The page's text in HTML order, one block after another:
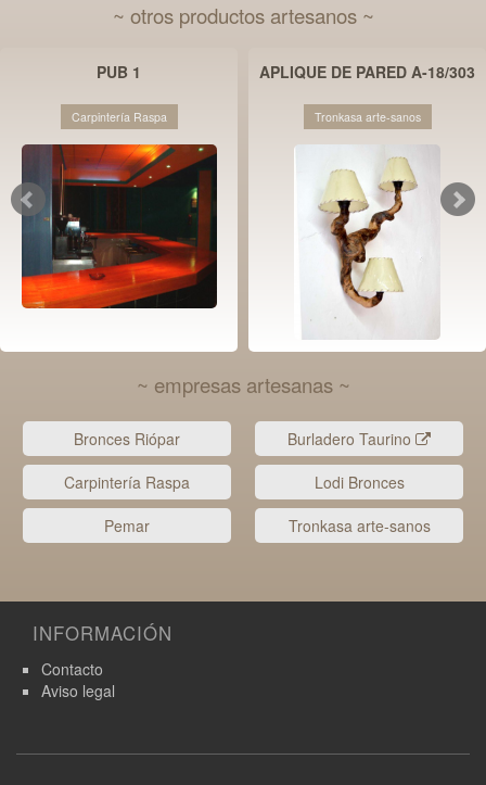
~ otros productos artesanos ~
PUB 1
Carpintería Raspa
APLIQUE DE PARED A-18/303
Tronkasa arte-sanos
~ empresas artesanas ~
Bronces Riópar
Burladero Taurino
Carpintería Raspa
Lodi Bronces
Pemar
Tronkasa arte-sanos
INFORMACIÓN
Contacto
Aviso legal